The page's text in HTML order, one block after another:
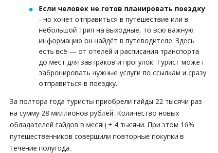
Если человек не готов планировать поездку
- но хочет отправиться в путешествие или в
небольшой трип на выходные, то всю важную
информацию он найдёт в путеводителе. Здесь
есть всё — от отелей и расписания транспорта
до мест для завтраков и прогулок. Турист может
забронировать нужные услуги по ссылкам и сразу
отправиться в поездку.
За полтора года туристы приобрели гайды 22 тысячи раз
на сумму 28 миллионов рублей. Количество новых
обладателей гайдов в месяц + 4 тысячи. При этом 16%
путешественников совершили повторные покупки в
течение полугода.